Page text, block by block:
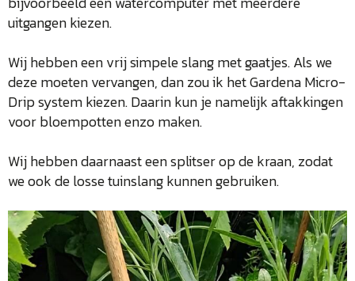
uitgangen kiezen.
Wij hebben een vrij simpele slang met gaatjes. Als we
deze moeten vervangen, dan zou ik het Gardena Micro-
Drip system kiezen. Daarin kun je namelijk aftakkingen
voor bloempotten enzo maken.
Wij hebben daarnaast een splitser op de kraan, zodat
we ook de losse tuinslang kunnen gebruiken.